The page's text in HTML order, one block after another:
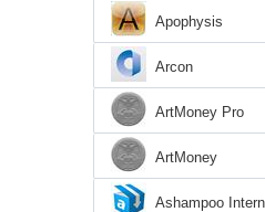
Apophysis
Arcon
ArtMoney Pro
ArtMoney
Ashampoo